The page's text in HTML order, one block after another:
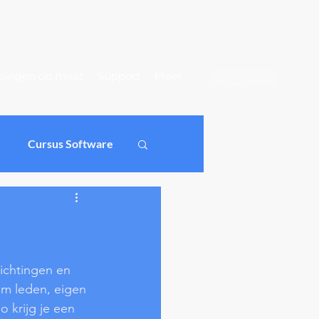
Cursus Software
en
leden, eigen
krijg je een